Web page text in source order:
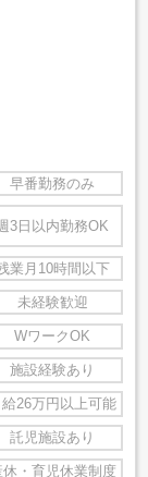
早番勤務のみ
3日以内勤務OK
業月10時間以下
未経験歓迎
WワークOK
施設経験あり
給26万円以上可能
託児施設あり
休・育児休業制度